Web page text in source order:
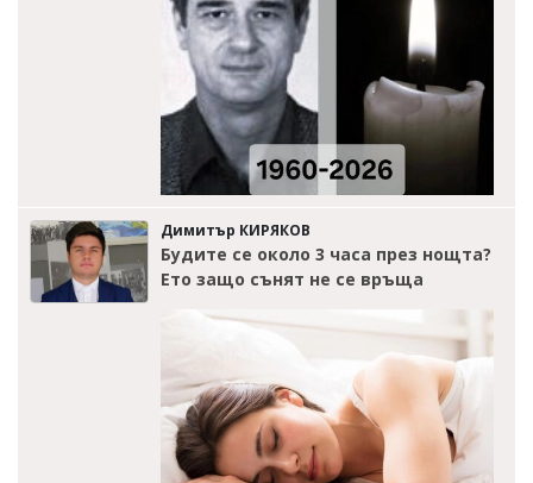
Димитър КИРЯКОВ
Будите се около 3 часа през нощта?
Ето защо сънят не се връща